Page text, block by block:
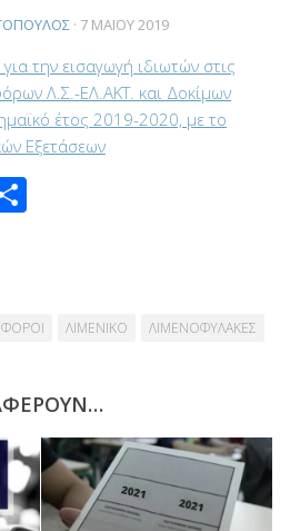
· 7 ΜΑΪ́ΟΥ 2019
την εισαγωγή ιδιωτών στις
Λ.Σ.-ΕΛ.ΑΚΤ. και Δοκίμων
έτος 2019-2020, με το
Εξετάσεων
ΛΙΜΕΝΙΚΟ ΛΙΜΕΝΟΦΥΛΑΚΕΣ